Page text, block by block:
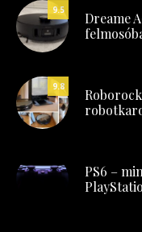
9.5
Dreame
9.8
PS6 –